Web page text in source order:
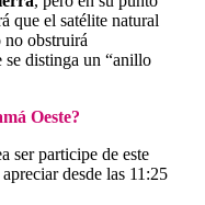
que el satélite natural
no obstruirá
se distinga un “anillo
Oeste?
ser participe de este
desde las 11:25